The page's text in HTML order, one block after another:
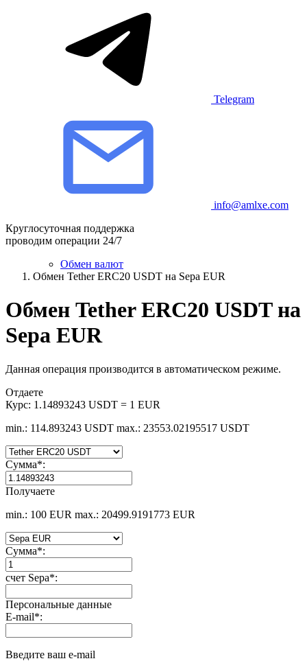
Telegram
info@amlxe.com
Круглосуточная поддержка
проводим операции 24/7
Обмен валют
Обмен Tether ERC20 USDT на Sepa EUR
Обмен Tether ERC20 USDT на
Sepa EUR
Данная операция производится в автоматическом режиме.
Отдаете
Курс: 1.14893243 USDT = 1 EUR
min.: 114.893243 USDT max.: 23553.02195517 USDT
Сумма*:
Получаете
min.: 100 EUR max.: 20499.9191773 EUR
Сумма*:
счет Sepa*:
Персональные данные
E-mail*:
Введите ваш e-mail